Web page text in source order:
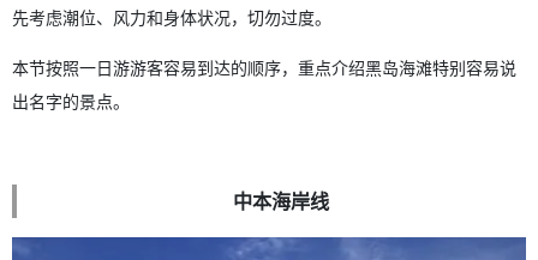
先考虑潮位、风力和身体状况，切勿过度。
本节按照一日游游客容易到达的顺序，重点介绍黑岛海滩特别容易说
出名字的景点。
中本海岸线